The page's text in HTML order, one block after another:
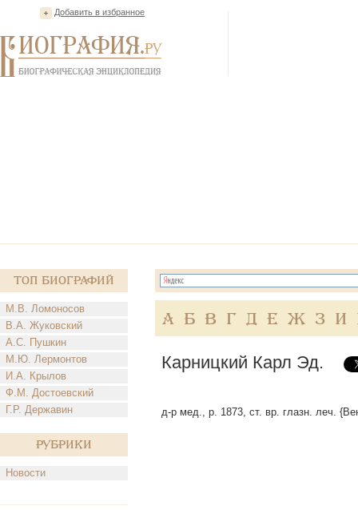
Добавить в избранное
Топ Биографий
М.В. Ломоносов
В.А. Жуковский
А.С. Пушкин
М.Ю. Лермонтов
И.А. Крылов
Ф.М. Достоевский
Г.Р. Державин
Рубрики
Новости
А Б В Г Д Е Ж З И
Карницкий Карл Эд.
д-р мед., р. 1873, ст. вр. глазн. леч.